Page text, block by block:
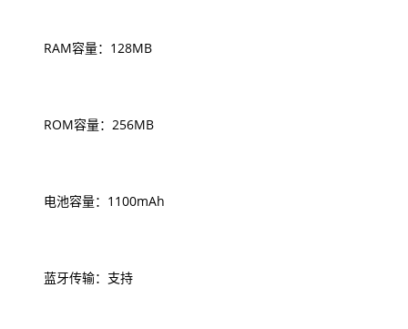
RAM容量：128MB
ROM容量：256MB
电池容量：1100mAh
蓝牙传输：支持